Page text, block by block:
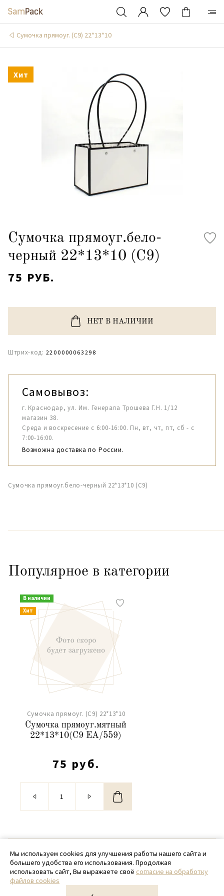
Сумочка прямоуг. (С9) 22*13*10
Хит
Сумочка прямоуг.бело-
черный 22*13*10 (С9)
75 РУБ.
НЕТ В НАЛИЧИИ
Штрих-код: 2200000063298
Самовывоз:
г. Краснодар, ул. Им. Генерала Трошева Г.Н. 1/12
магазин 38.
Среда и воскресение с 6:00-16:00. Пн, вт, чт, пт, сб - с
7:00-16:00.
Возможна доставка по России.
Сумочка прямоуг.бело-черный 22*13*10 (С9)
Популярное в категории
В наличии
Хит
Сумочка прямоуг. (С9) 22*13*10
Сумочка прямоуг.мятный
22*13*10(С9 ЕА/559)
75 руб.
© 2020 - 2026 SamPack
+ 7 (918) 699-97-87
zakaz@sampack.store
Мы используем cookies для улучшения работы нашего сайта и
большего удобства его использования. Продолжая
использовать сайт, Вы выражаете своё согласие на обработку
файлов cookies